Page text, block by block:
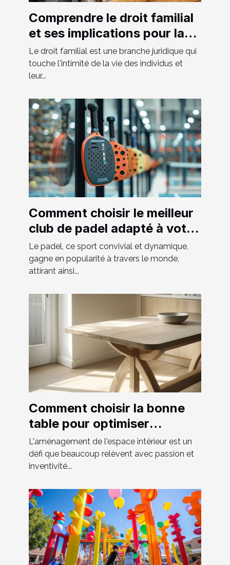
Comprendre le droit familial
et ses implications pour la
société moderne
Le droit familial est une branche juridique qui
touche l'intimité de la vie des individus et
leur...
Comment choisir le meilleur
club de padel adapté à votre
niveau
Le padel, ce sport convivial et dynamique,
gagne en popularité à travers le monde,
attirant ainsi...
Comment choisir la bonne
table pour optimiser
l'espace chez soi
L'aménagement de l'espace intérieur est un
défi que beaucoup relèvent avec passion et
inventivité...